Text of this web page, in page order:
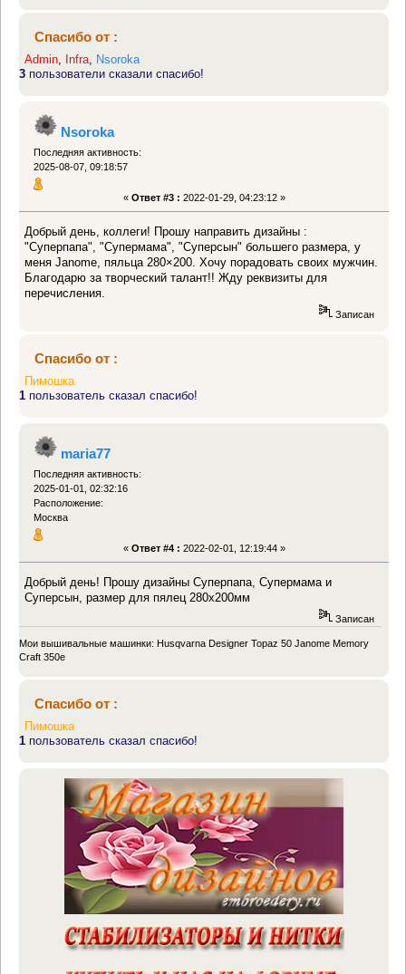
Спасибо от :
Admin Infra Nsoroka
3 пользователи сказали спасибо!
Nsoroka
Последняя активность:
2025-08-07, 09:18:57
« Ответ #3 : 2022-01-29, 04:23:12 »
Добрый день, коллеги! Прошу направить дизайны :
"Суперпапа", "Супермама", "Суперсын" большего размера, у
меня Janome, пяльца 280×200. Хочу порадовать своих мужчин.
Благодарю за творческий талант!! Жду реквизиты для
перечисления.
Записан
Спасибо от :
Пимошка
1 пользователь сказал спасибо!
maria77
Последняя активность:
2025-01-01, 02:32:16
Расположение:
Москва
« Ответ #4 : 2022-02-01, 12:19:44 »
Добрый день! Прошу дизайны Суперпапа, Супермама и
Суперсын, размер для пялец 280х200мм
Записан
Мои вышивальные машинки: Husqvarna Designer Topaz 50 Janome Memory
Craft 350e
Спасибо от :
Пимошка
1 пользователь сказал спасибо!